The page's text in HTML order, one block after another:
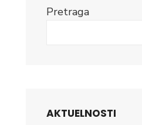
Pretraga
AKTUELNOSTI